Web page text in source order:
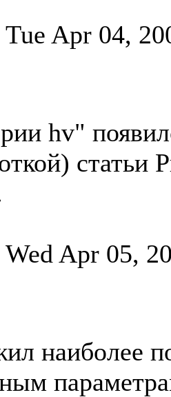
Apr 04,
hv"
статьи
Apr 05,
наиболее